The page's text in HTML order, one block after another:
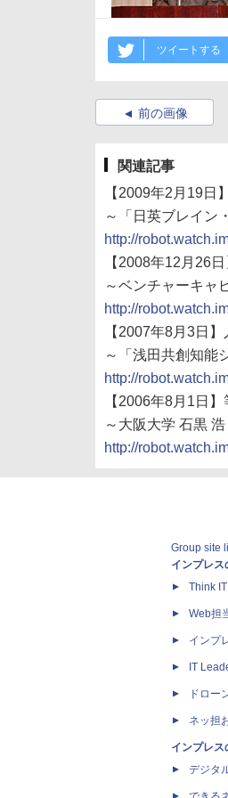
ツイートする
前の画像
関連記事
【2009年2月19日
～「日英ブレイン
http://
【2008年12月26
～ベンチャーキャ
http://
【2007年8月3日
～「浅田共創知能
http://
【2006年8月1日
～大阪大学 石黒 浩
http://
Group site
インプレ
Think IT
Web担
インプ
IT
ドロー
ネッ担
インプレス
デジタ